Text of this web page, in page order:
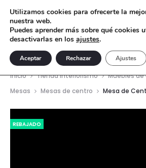
Inicio Tienda interiorismo
Muebles de
Mesas
Mesas de centro Mesa de
REBAJADO
Utilizamos cookies para ofrecerte la
nuestra web.
Puedes aprender más sobre qué cookies
desactivarlas en los ajustes.
Aceptar Rechazar Ajustes